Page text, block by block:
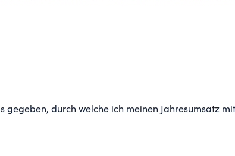
durch welche ich meinen Jahresumsatz